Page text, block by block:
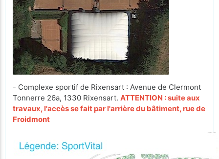
- Complexe sportif de Rixensart : Avenue de Clermont
Tonnerre 26a, 1330 Rixensart. ATTENTION : suite aux
travaux, l'accès se fait par l'arrière du bâtiment, rue de
Froidmont